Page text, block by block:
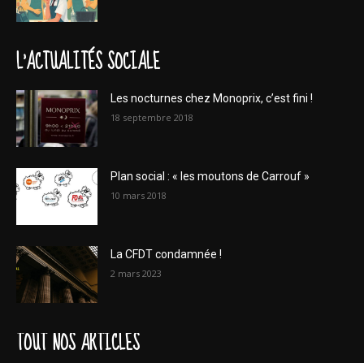
L'ACTUALITÉS SOCIALE
Les nocturnes chez Monoprix, c’est fini !
18 septembre 2018
Plan social : « les moutons de Carrouf »
10 mars 2018
La CFDT condamnée !
2 mars 2023
TOUT NOS ARTICLES